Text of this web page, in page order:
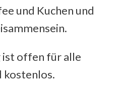
und Kuchen und
ist offen für alle
kostenlos.